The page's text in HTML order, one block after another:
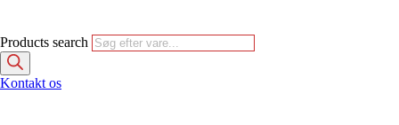
Products search
Kontakt os